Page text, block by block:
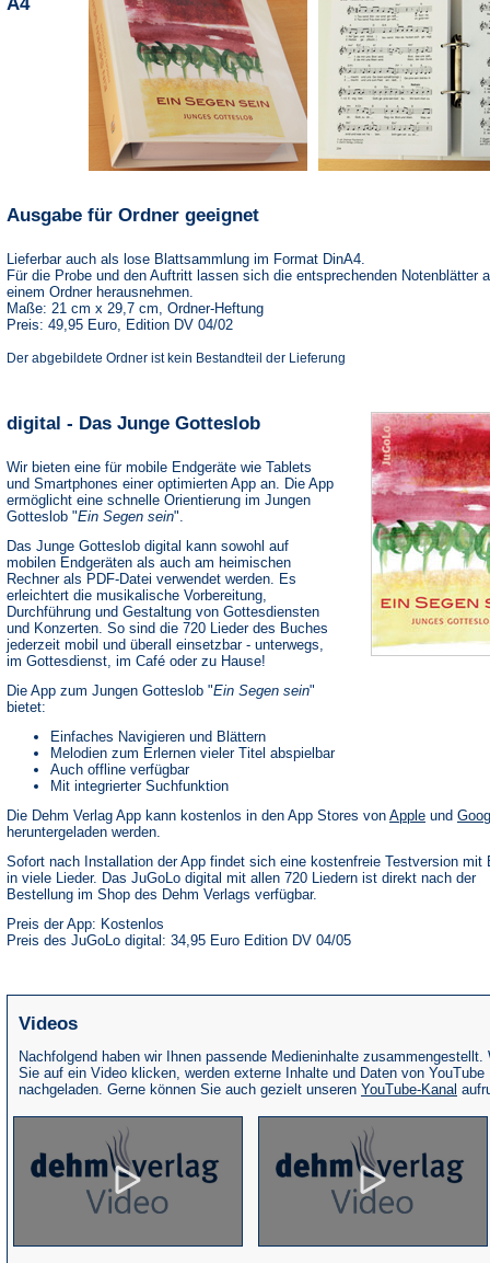
Ausgabe für Ordner geeignet
Lieferbar auch als lose Blattsammlung im Format DinA4.
Für die Probe und den Auftritt lassen sich die entsprechenden Notenblätter
einem Ordner herausnehmen.
Maße: 21 cm x 29,7 cm, Ordner-Heftung
Preis: 49,95 Euro, Edition DV 04/02
Der abgebildete Ordner ist kein Bestandteil der Lieferung
digital - Das Junge Gotteslob
Wir bieten eine für mobile Endgeräte wie Tablets
und Smartphones einer optimierten App an. Die App
ermöglicht eine schnelle Orientierung im Jungen
Gotteslob "Ein Segen sein".
Das Junge Gotteslob digital kann sowohl auf
mobilen Endgeräten als auch am heimischen
Rechner als PDF-Datei verwendet werden. Es
erleichtert die musikalische Vorbereitung,
Durchführung und Gestaltung von Gottesdiensten
und Konzerten. So sind die 720 Lieder des Buches
jederzeit mobil und überall einsetzbar - unterwegs,
im Gottesdienst, im Café oder zu Hause!
Die App zum Jungen Gotteslob "Ein Segen sein"
bietet:
Einfaches Navigieren und Blättern
Melodien zum Erlernen vieler Titel abspielbar
Auch offline verfügbar
Mit integrierter Suchfunktion
Die Dehm Verlag App kann kostenlos in den App Stores von Apple(Öffnet
neuen
Tab)
und
heruntergeladen werden.
Sofort nach Installation der App findet sich eine kostenfreie Testversion mit
in viele Lieder. Das JuGoLo digital mit allen 720 Liedern ist direkt nach der
Bestellung im Shop des Dehm Verlags verfügbar.
Preis der App: Kostenlos
Preis des JuGoLo digital: 34,95 Euro Edition DV 04/05
Videos
Nachfolgend haben wir Ihnen passende Medieninhalte zusammengestellt.
Sie auf ein Video klicken, werden externe Inhalte und Daten von YouTube
nachgeladen. Gerne können Sie auch gezielt unseren YouTube-Kanal